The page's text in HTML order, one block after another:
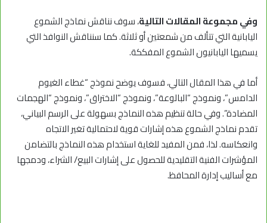
وفي مجموعة المقالات التالية، سوف نناقش نماذج الشموع
اليابانية التي تتألف من شمعتين أو ثلاثة. كما سنناقش النوافذ التي
يسميها اليابانيون الشموع المفككة.
أما في هذا المقال التالي، فسوف يوضح نموذج “غطاء الغيوم
الدامس”، ونموذج “البالوعة”، ونموذج “الاختراق”، ونموذج “الهجمات
المضادة”. وفي حالة تنظيم هذه النماذج بسهولة على الرسم البياني،
تقدم نماذج الشموع هذه إشارات قوية لاحتمالية تغير الاتجاه
وانعكاسه. لذا، فمن المفيد للغاية استخدام هذه النماذج بالتضامن
المؤشرات الفنية التقليدية للحصول على إشارات البيع/ الشراء، ودمجها
مع أساليب إدارة المحافظ.